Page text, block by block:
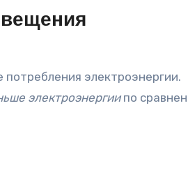
электроэнергии.
электроэнергиипо